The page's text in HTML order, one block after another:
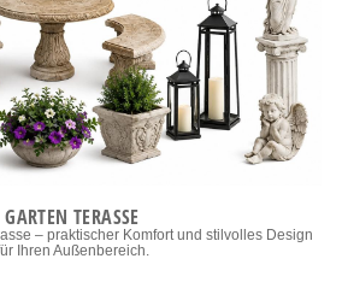
GARTEN TERASSE
– praktischer Komfort und stilvolles Design
Ihren Außenbereich.